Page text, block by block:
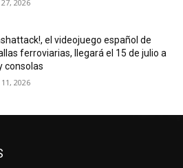
2026
el videojuego español de
ferroviarias, llegará el 15 de julio a
consolas
2026